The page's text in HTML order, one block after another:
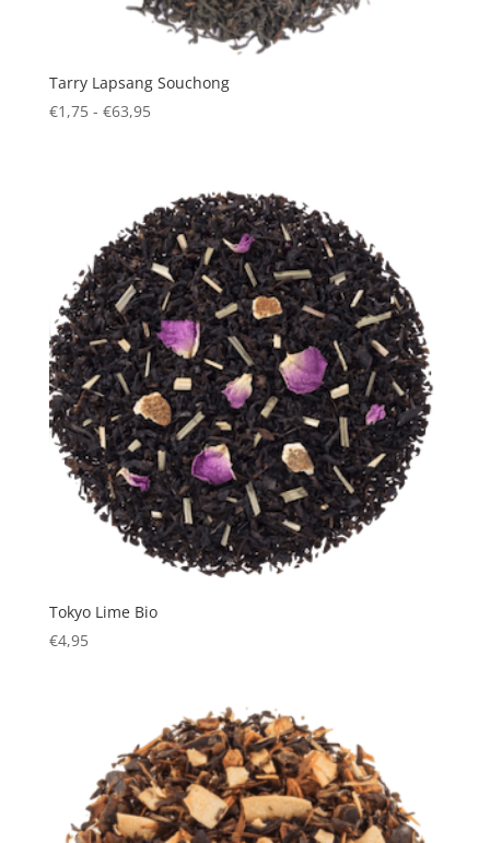
Tarry Lapsang Souchong
€1,75 - €63,95Prijsklasse:
Tokyo Lime Bio
€4,95